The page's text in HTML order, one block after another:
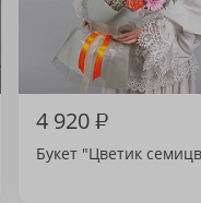
4 920₽
Букет "Цветик